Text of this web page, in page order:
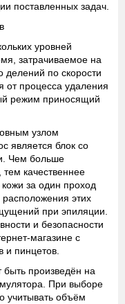
поставленных задач.
уровней
затрачиваемое на
делений по скорости
процесса удаления
режим приносящий
узлом
является блок со
Чем больше
качественнее
за один проход
расположения этих
при эпиляции.
и безопасности
магазине с
и пинцетов.
произведён на
При выборе
учитывать объём